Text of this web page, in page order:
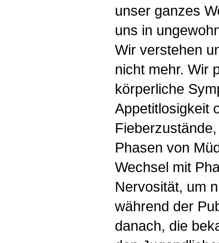
unser ganzes
uns in
Wir verstehen
nicht mehr. Wir
körperliche
Appetitlosigkeit
Phasen von
Wechsel mit
Nervosität, um
während der
danach, die